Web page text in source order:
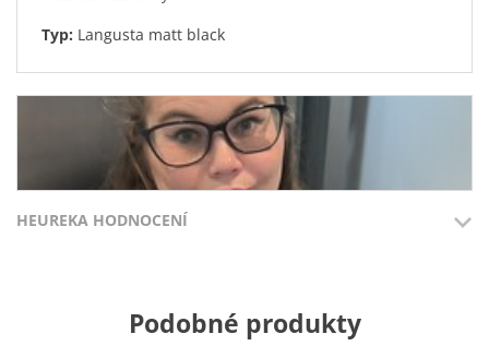
Typ: Langusta matt black
HEUREKA HODNOCENÍ
Přidáno 3.8.2026
Podobné produkty